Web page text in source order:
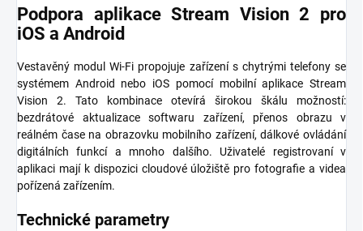
Podpora aplikace Stream Vision 2 pro
iOS a Android
Vestavěný modul Wi-Fi propojuje zařízení s chytrými telefony se
systémem Android nebo iOS pomocí mobilní aplikace Stream
Vision 2. Tato kombinace otevírá širokou škálu možností:
bezdrátové aktualizace softwaru zařízení, přenos obrazu v
reálném čase na obrazovku mobilního zařízení, dálkové ovládání
digitálních funkcí a mnoho dalšího. Uživatelé registrovaní v
aplikaci mají k dispozici cloudové úložiště pro fotografie a videa
pořízená zařízením.
Technické parametry